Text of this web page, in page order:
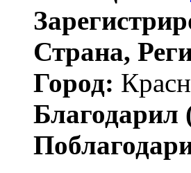
Страна,
Город:
Благодарил